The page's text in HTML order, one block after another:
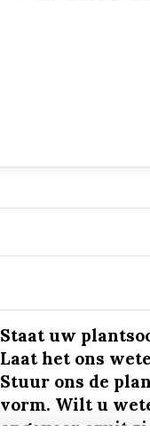
Staat uw
Laat het ons
Stuur ons de
vorm. Wilt u
ongeveer eruit